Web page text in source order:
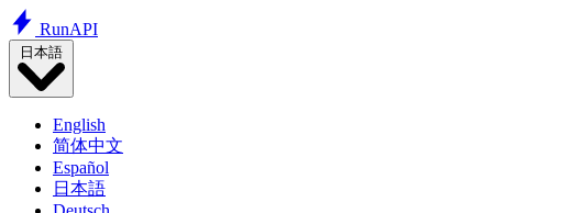
RunAPI
日本語
English
简体中文
Español
日本語